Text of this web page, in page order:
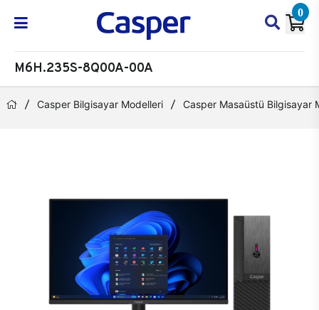
0
M6H.235S-8Q00A-00A
Casper Bilgisayar Modelleri Casper Masaüstü Bilgisayar